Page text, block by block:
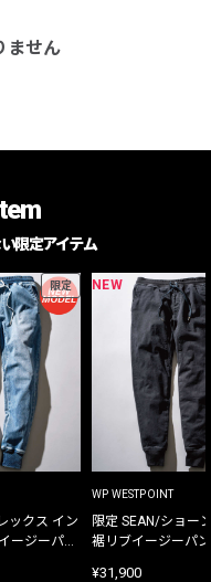
ません
限定アイテム
限定
ックス イン
ージーパン
NEW
WP WESTPOINT
限定 SEAN/ショー
裾リブイージーパ
¥31,900